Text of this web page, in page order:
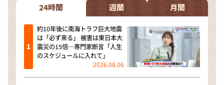
新婚さんいらっしゃい！
ポツンと一軒家
ザキ山小屋本館
ぺこぱのまるスポ
24時間 週間 月間
約10年後に南海トラフ巨大地震
は「必ず来る」 被害は東日本大
震災の15倍…専門家断言「人生
のスケジュールに入れて」
2026.08.06